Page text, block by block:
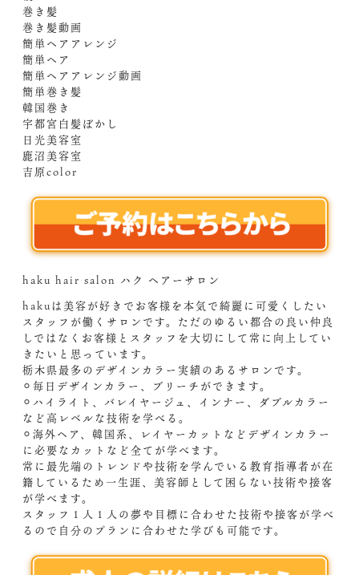
巻き髪
巻き髪動画
簡単ヘアアレンジ
簡単ヘア
簡単ヘアアレンジ動画
簡単巻き髪
韓国巻き
宇都宮白髪ぼかし
日光美容室
鹿沼美容室
吉原color
haku hair salon ハク ヘアーサロン
hakuは美容が好きでお客様を本気で綺麗に可愛くしたい
スタッフが働くサロンです。ただのゆるい都合の良い仲良
しではなくお客様とスタッフを大切にして常に向上してい
きたいと思っています。
栃木県最多のデザインカラー実績のあるサロンです。
⚪︎毎日デザインカラー、ブリーチができます。
⚪︎ハイライト、バレイヤージュ、インナー、ダブルカラー
など高レベルな技術を学べる。
⚪︎海外ヘア、韓国系、レイヤーカットなどデザインカラー
に必要なカットなど全てが学べます。
常に最先端のトレンドや技術を学んでいる教育指導者が在
籍しているため一生涯、美容師として困らない技術や接客
が学べます。
スタッフ１人１人の夢や目標に合わせた技術や接客が学べ
るので自分のプランに合わせた学びも可能です。